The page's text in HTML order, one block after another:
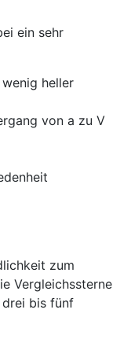
ein sehr
heller
von a zu V
zum
Vergleichssterne
drei bis fünf